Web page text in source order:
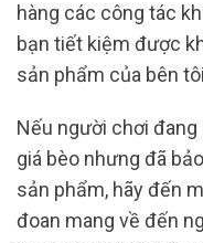
hàng các công tác
bạn tiết kiệm được
sản phẩm của bên
Nếu người chơi
giá bèo nhưng đã
sản phẩm, hãy đến
đoan mang về đến